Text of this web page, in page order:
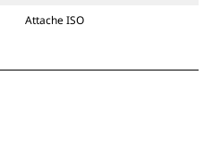
Attache ISO